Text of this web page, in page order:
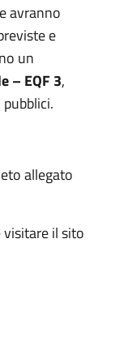
avranno
e
un
– EQF 3,
allegato
il sito